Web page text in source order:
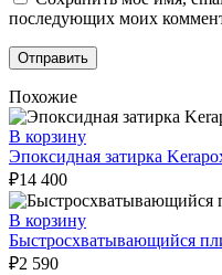
последующих моих
Похожие
В корзину
Эпоксидная затирка
₽14 400
В корзину
Быстросхватывающийся
₽2 590